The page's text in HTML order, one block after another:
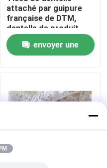
attaché par guipure
française de DTM,
dentelle de produit
chimique du polyester
100
envoyer une